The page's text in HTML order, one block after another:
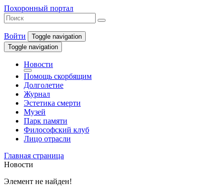
Похоронный портал
Войти
Toggle navigation
Toggle navigation
Новости
Помощь скорбящим
Долголетие
Журнал
Эстетика смерти
Музей
Парк памяти
Философский клуб
Лицо отрасли
Главная страница
Новости
Элемент не найден!